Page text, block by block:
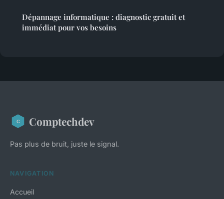
Dépannage informatique : diagnostic gratuit et
immédiat pour vos besoins
Comptechdev
Pas plus de bruit, juste le signal.
NAVIGATION
Accueil